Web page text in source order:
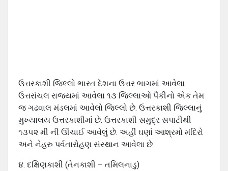
ઉત્તરકાશી જિલ્લો ભારત દેશના ઉત્તર ભાગમાં આવેલા
ઉત્તરાંચલ રાજ્યમાં આવેલા ૧૩ જિલ્લાઓ પૈકીનો એક તેમ
જ ગઢવાલ મંડલમાં આવેલો જિલ્લો છે. ઉત્તરકાશી જિલ્લાનું
મુખ્યાલય ઉત્તરકાશીમાં છે. ઉત્તરકાશી સમુદ્ર સપાટીથી
૧૩૫૨ મી ની ઊંચાઈ આવેલું છે. અહીં ઘણાં આશ્રમો મંદિરો
અને નેહરુ પર્વતારોહણ સંસ્થાન આવેલા છે
૪. દક્ષિણકાશી (તેનકાશી – તમિલનાડુ)